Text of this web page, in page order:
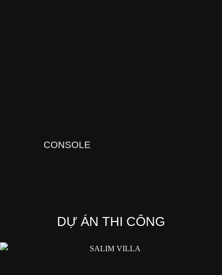
CONSOLE
DỰ ÁN THI CÔNG